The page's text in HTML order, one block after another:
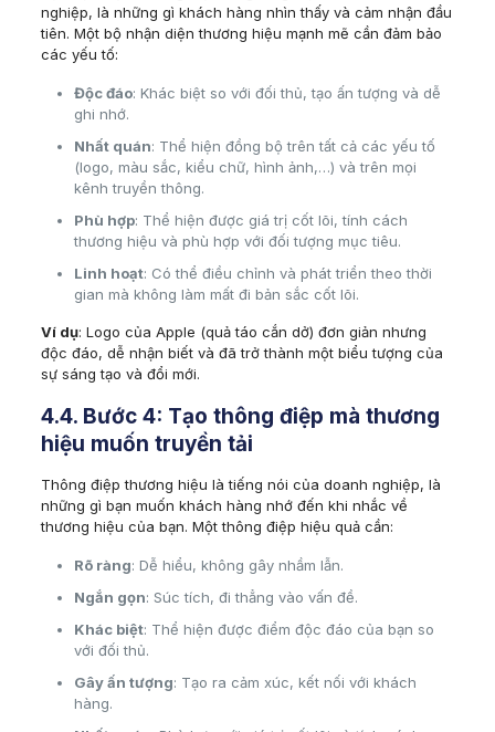
nghiệp, là những gì khách hàng nhìn thấy và cảm nhận đầu
tiên. Một bộ nhận diện thương hiệu mạnh mẽ cần đảm bảo
các yếu tố:
Độc đáo: Khác biệt so với đối thủ, tạo ấn tượng và dễ
ghi nhớ.
Nhất quán: Thể hiện đồng bộ trên tất cả các yếu tố
(logo, màu sắc, kiểu chữ, hình ảnh,…) và trên mọi
kênh truyền thông.
Phù hợp: Thể hiện được giá trị cốt lõi, tính cách
thương hiệu và phù hợp với đối tượng mục tiêu.
Linh hoạt: Có thể điều chỉnh và phát triển theo thời
gian mà không làm mất đi bản sắc cốt lõi.
Ví dụ: Logo của Apple (quả táo cắn dở) đơn giản nhưng
độc đáo, dễ nhận biết và đã trở thành một biểu tượng của
sự sáng tạo và đổi mới.
4.4. Bước 4: Tạo thông điệp mà thương
hiệu muốn truyền tải
Thông điệp thương hiệu là tiếng nói của doanh nghiệp, là
những gì bạn muốn khách hàng nhớ đến khi nhắc về
thương hiệu của bạn. Một thông điệp hiệu quả cần:
Rõ ràng: Dễ hiểu, không gây nhầm lẫn.
Ngắn gọn: Súc tích, đi thẳng vào vấn đề.
Khác biệt: Thể hiện được điểm độc đáo của bạn so
với đối thủ.
Gây ấn tượng: Tạo ra cảm xúc, kết nối với khách
hàng.